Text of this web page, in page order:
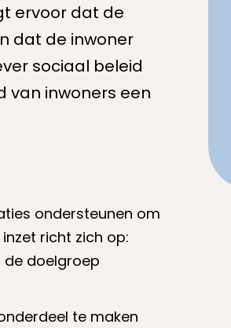
ervoor dat de
dat de inwoner
sociaal beleid
van inwoners een
ondersteunen om
richt zich op:
de doelgroep
te maken